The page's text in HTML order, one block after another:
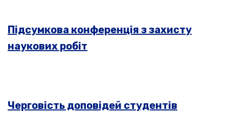
Підсумкова конференція з захисту
наукових робіт
Черговість доповідей студентів